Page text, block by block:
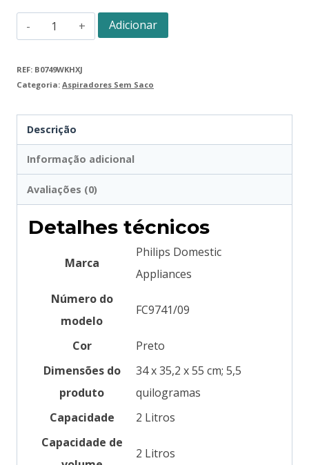
Adicionar
REF: B0749WKHXJ
Categoria: Aspiradores Sem Saco
Descrição
Informação adicional
Avaliações (0)
Detalhes técnicos
Marca
‎Philips Domestic
Appliances
Número do
modelo
‎FC9741/09
Cor
‎Preto
Dimensões do
produto
‎34 x 35,2 x 55 cm; 5,5
quilogramas
Capacidade
‎2 Litros
Capacidade de
‎2 Litros